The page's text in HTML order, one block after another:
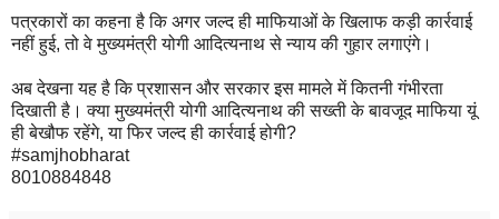
पत्रकारों का कहना है कि अगर जल्द ही माफियाओं के खिलाफ कड़ी कार्रवाई
नहीं हुई, तो वे मुख्यमंत्री योगी आदित्यनाथ से न्याय की गुहार लगाएंगे।
अब देखना यह है कि प्रशासन और सरकार इस मामले में कितनी गंभीरता
दिखाती है। क्या मुख्यमंत्री योगी आदित्यनाथ की सख्ती के बावजूद माफिया यूं
ही बेखौफ रहेंगे, या फिर जल्द ही कार्रवाई होगी?
#samjhobharat
8010884848